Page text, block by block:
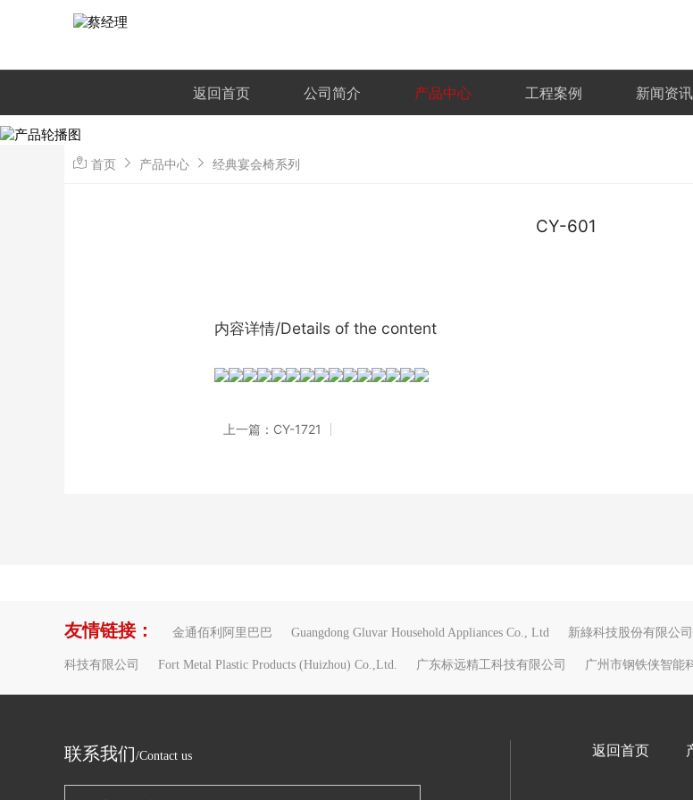
返回首页 公司简介 产品中心 工程案例 新闻资讯
首页 产品中心 经典宴会椅系列
CY-601
内容详情/Details of the content
上一篇：CY-1721
友情链接： 金通佰利阿里巴巴 Guangdong Gluvar Household Appliances Co., Ltd 新綠科技股份有限公司
科技有限公司 Fort Metal Plastic Products (Huizhou) Co.,Ltd. 广东标远精工科技有限公司 广州市钢铁侠智能
联系我们/Contact us 返回首页